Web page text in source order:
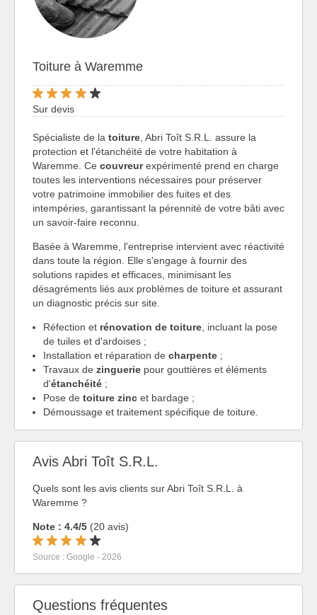
Toiture à Waremme
Sur devis
Spécialiste de la toiture , Abri Toît S.R.L. assure la
protection et l'étanchéité de votre habitation à
Waremme. Ce couvreurexpérimenté prend en charge
toutes les interventions nécessaires pour préserver
votre patrimoine immobilier des fuites et des
intempéries, garantissant la pérennité de votre bâti avec
un savoir-faire reconnu.
Basée à Waremme, l'entreprise intervient avec réactivité
dans toute la région. Elle s'engage à fournir des
solutions rapides et efficaces, minimisant les
désagréments liés aux problèmes de toiture et assurant
un diagnostic précis sur site.
Réfection et rénovation de toiture , incluant la pose
de tuiles et d'ardoises ;
Installation et réparation de charpente ;
Travaux de zinguerie pour gouttières et éléments
d'étanchéité ;
Pose de toiture zinc et bardage ;
Démoussage et traitement spécifique de toiture.
Avis Abri Toît S.R.L.
Quels sont les avis clients sur Abri Toît S.R.L. à
Waremme ?
Note : 4.4/5 (20 avis)
Source : Google - 2026
Questions fréquentes